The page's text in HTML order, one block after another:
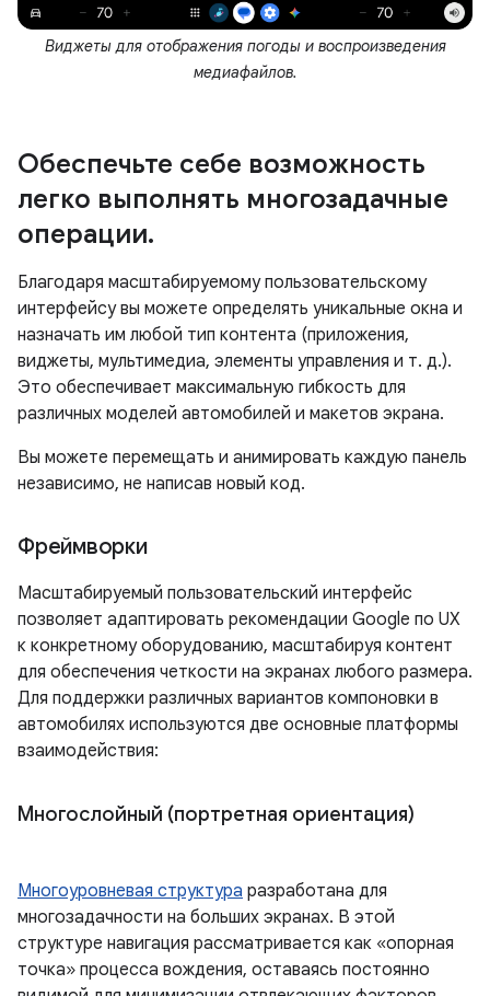
Виджеты для отображения погоды и воспроизведения
медиафайлов.
Обеспечьте себе возможность
легко выполнять многозадачные
операции.
Благодаря масштабируемому пользовательскому
интерфейсу вы можете определять уникальные окна и
назначать им любой тип контента (приложения,
виджеты, мультимедиа, элементы управления и т. д.).
Это обеспечивает максимальную гибкость для
различных моделей автомобилей и макетов экрана.
Вы можете перемещать и анимировать каждую панель
независимо, не написав новый код.
Фреймворки
Масштабируемый пользовательский интерфейс
позволяет адаптировать рекомендации Google по UX
к конкретному оборудованию, масштабируя контент
для обеспечения четкости на экранах любого размера.
Для поддержки различных вариантов компоновки в
автомобилях используются две основные платформы
взаимодействия:
Многослойный (портретная ориентация)
Многоуровневая структура разработана для
многозадачности на больших экранах. В этой
структуре навигация рассматривается как «опорная
точка» процесса вождения, оставаясь постоянно